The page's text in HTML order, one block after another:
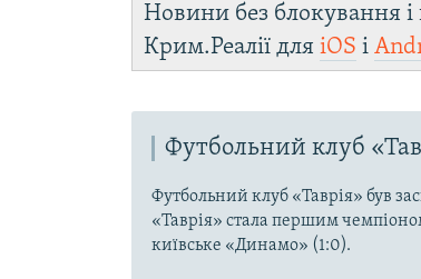
Новини без блокування
Крим.Реалії дляiOS і
Футбольний клуб
Футбольний клуб «Таврія» був
«Таврія» стала першим
київське «Динамо» (1:0).